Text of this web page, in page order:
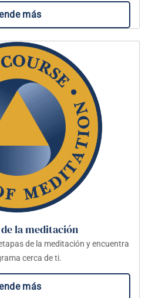
más
de la meditación
de la meditación y encuentra
cerca de ti.
más